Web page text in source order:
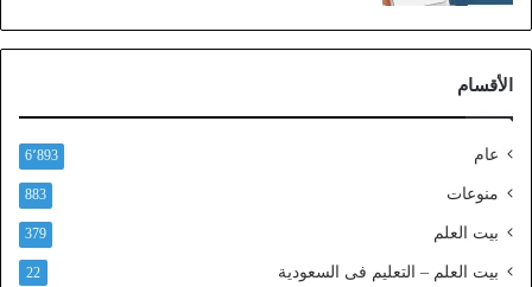
ا
ل
ف
ا
ا
ل
الأقسام
عام 6٬893
منوعات 883
بيت العلم 379
بيت العلم – التعليم فى السعودية 22